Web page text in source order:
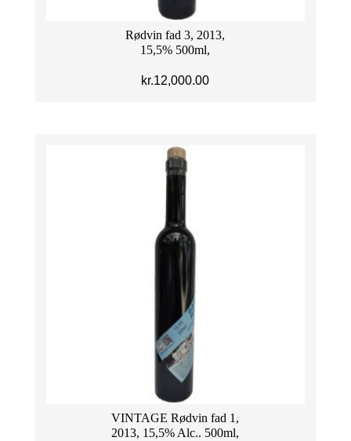
Rødvin fad 3, 2013,
15,5% 500ml,
kr.12,000.00
VINTAGE Rødvin fad 1,
2013, 15,5% Alc.. 500ml,